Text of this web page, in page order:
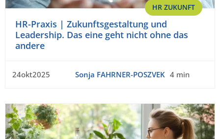
HR ZUKUNFT
HR-Praxis | Zukunftsgestaltung und
Leadership. Das eine geht nicht ohne das
andere
24okt2025 Sonja FAHRNER-POSZVEK 4 min